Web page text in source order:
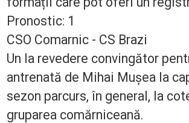
Pronostic: 1
CSO Comarnic - CS Brazi
Un la revedere convingător
antrenată de Mihai Mușea la
sezon parcurs, în general, la
gruparea comărniceană.